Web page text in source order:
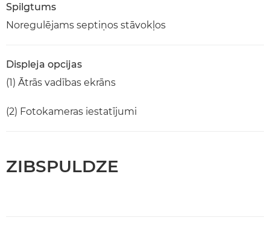
Spilgtums
Noregulējams septiņos stāvokļos
Displeja opcijas
(1) Ātrās vadības ekrāns
(2) Fotokameras iestatījumi
ZIBSPULDZE